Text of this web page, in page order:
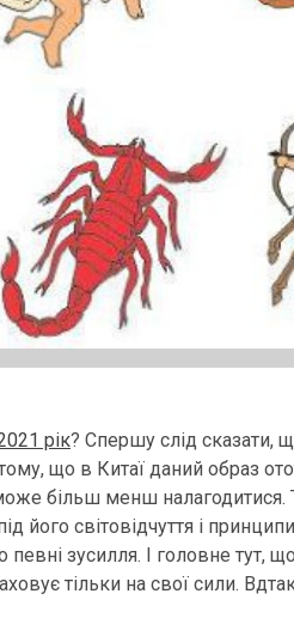
рік? Спершу слід сказати,
що в Китаї даний образ
більш менш налагодитися.
його світовідчуття і
зусилля. І головне тут,
тільки на свої сили.